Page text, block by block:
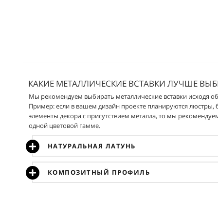
опор:6см .................................................................
....................................................
КАКИЕ МЕТАЛЛИЧЕСКИЕ ВСТАВКИ ЛУЧШЕ
Мы рекомендуем выбирать металлические вставки исходя
Пример: если в вашем дизайн проекте планируются люстры,
элементы декора с присутствием металла, то мы
одной цветовой гамме.
НАТУРАЛЬНАЯ ЛАТУНЬ
КОМПОЗИТНЫЙ ПРОФИЛЬ